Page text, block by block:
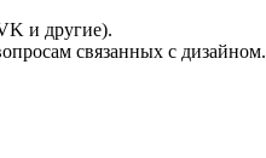
и другие).
связанных с дизайном.